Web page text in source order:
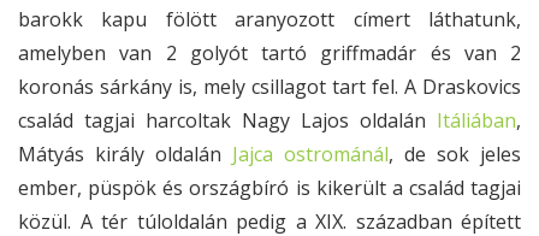
barokk kapu fölött aranyozott címert láthatunk,
amelyben van 2 golyót tartó griffmadár és van 2
koronás sárkány is, mely csillagot tart fel. A Draskovics
család tagjai harcoltak Nagy Lajos oldalán Itáliában,
Mátyás király oldalán Jajca ostrománál, de sok jeles
ember, püspök és országbíró is kikerült a család tagjai
közül. A tér túloldalán pedig a XIX. században épített